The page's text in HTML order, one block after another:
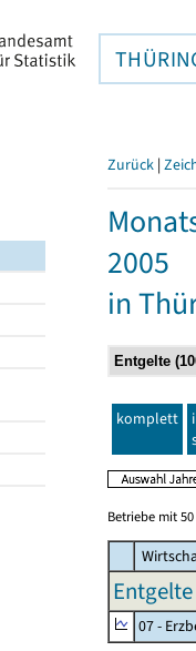
Zurück |
2005
in
komplett
Betriebe mit
07 -